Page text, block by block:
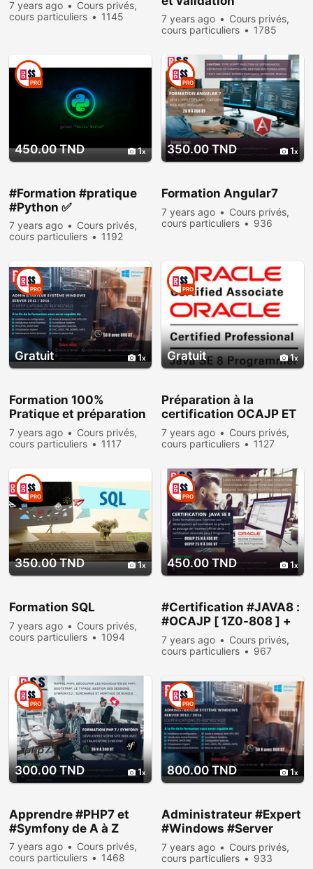
7 years ago
Cours privés,
cours particuliers
1145
7 years ago
Cours privés,
cours particuliers
1785
450.00 TND 1
PRO
#Formation #pratique
#Python ✅
7 years ago
Cours privés,
cours particuliers
1192
350.00 TND 1
PRO
Formation Angular7
7 years ago
Cours privés,
cours particuliers
936
Gratuit 1
PRO
Formation 100%
Pratique et préparation
au certificat Windows
Server MCSA
7 years ago
Cours privés,
cours particuliers
1117
Gratuit 1
PRO
Préparation à la
certification OCAJP ET
OCPJP
7 years ago
Cours privés,
cours particuliers
1127
350.00 TND 1
PRO
Formation SQL
7 years ago
Cours privés,
cours particuliers
1094
450.00 TND 1
PRO
#Certification #JAVA8 :
#OCAJP [ 1Z0-808 ] +
#OCPJP [ 1Z0-809 ]
7 years ago
Cours privés,
cours particuliers
967
300.00 TND 1
PRO
Apprendre #PHP7 et
#Symfony de A à Z
7 years ago
Cours privés,
cours particuliers
1468
800.00 TND 1
PRO
Administrateur #Expert
#Windows #Server
2012
7 years ago
Cours privés,
cours particuliers
933